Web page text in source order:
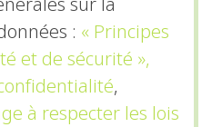
: « Principes
et de sécurité »,
,
à respecter les lois